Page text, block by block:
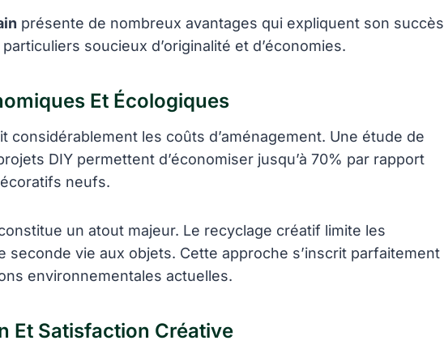
présente de nombreux avantages qui expliquent son succès
soucieux d’originalité et d’économies.
Et Écologiques
considérablement les coûts d’aménagement. Une étude de
DIY permettent d’économiser jusqu’à 70% par rapport
neufs.
un atout majeur. Le recyclage créatif limite les
seconde vie aux objets. Cette approche s’inscrit parfaitement
environnementales actuelles.
Et Satisfaction Créative